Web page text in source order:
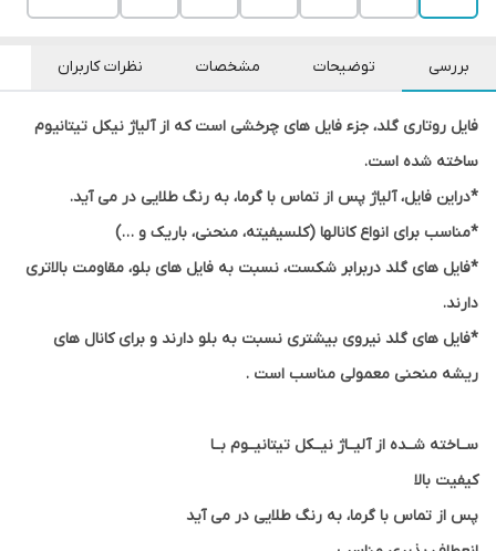
بررسی توضیحات مشخصات نظرات کاربران
فایل روتاری گلد، جزء فایل های چرخشی است که از آلیاژ نیکل تیتانیوم
ساخته شده است.
*در‌این فایل، آلیاژ پس از تماس با گرما، به رنگ طلایی در می آید.
*مناسب برای انواع کانالها (کلسیفیته، منحنی، باریک و …)
*فایل های گلد دربرابر شکست، نسبت به فایل های بلو، مقاومت بالاتری
دارند.
*فایل های گلد نیروی بیشتری نسبت به بلو دارند و برای کانال های
ریشه منحنی معمولی مناسب است .
ســاخته شــده از آلیــاژ نیــکل تیتانیــوم بــا
کیفیت بالا
پس از تماس با گرما، به رنگ طلایی در می آید